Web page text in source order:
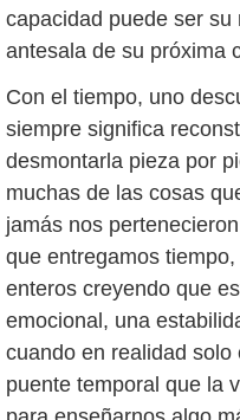
capacidad puede ser
antesala de su próxima
Con el tiempo, uno
siempre significa
desmontarla pieza por
muchas de las cosas
jamás nos
que entregamos
enteros creyendo que
emocional, una
cuando en realidad
puente temporal que la